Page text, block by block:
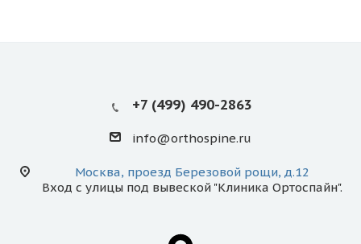
+7 (499) 490-2863
info@orthospine.ru
Москва, проезд Березовой рощи, д.12
Вход с улицы под вывеской "Клиника Ортоспайн".